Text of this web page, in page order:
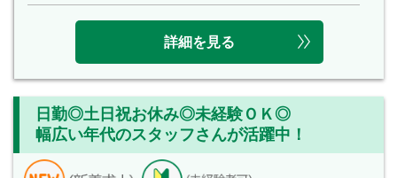
詳細を見る
日勤◎土日祝お休み◎未経験ＯＫ◎
幅広い年代のスタッフさんが活躍中！